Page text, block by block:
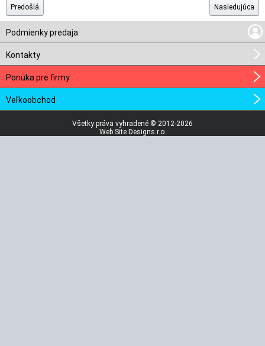
Predošlá Nasledujúca
Podmienky predaja
Kontakty
Ponuka pre firmy
Veľkoobchod
Všetky práva vyhradené © 2012-2026
Web Site Designs.r.o.